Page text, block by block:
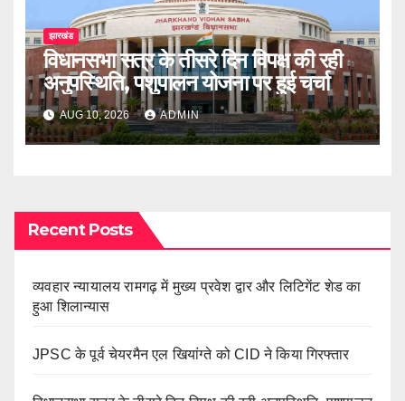
झारखंड
विधानसभा सत्र के तीसरे दिन विपक्ष की रही
अनुपस्थिति, पशुपालन योजना पर हुई चर्चा
AUG 10, 2026 ADMIN
Recent Posts
व्यवहार न्यायालय रामगढ़ में मुख्य प्रवेश द्वार और लिटिगेंट शेड का
हुआ शिलान्यास
JPSC के पूर्व चेयरमैन एल खियांग्ते को CID ने किया गिरफ्तार